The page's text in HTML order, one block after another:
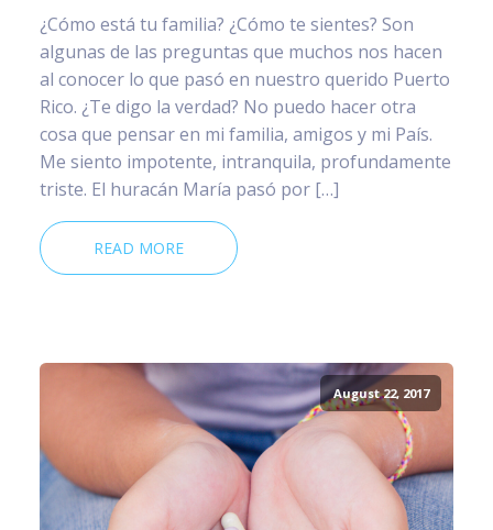
¿Cómo está tu familia? ¿Cómo te sientes? Son
algunas de las preguntas que muchos nos hacen
al conocer lo que pasó en nuestro querido Puerto
Rico. ¿Te digo la verdad? No puedo hacer otra
cosa que pensar en mi familia, amigos y mi País.
Me siento impotente, intranquila, profundamente
triste. El huracán María pasó por […]
READ MORE
August 22, 2017